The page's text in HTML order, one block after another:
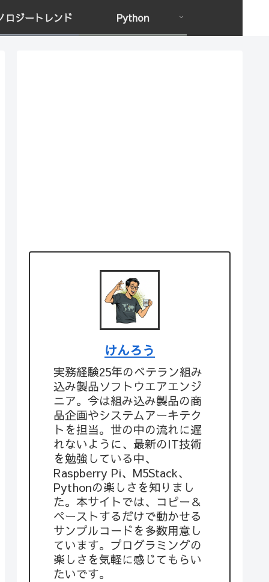
ロジートレンド Python
けんろう
実務経験25年のベテラン組み
込み製品ソフトウエアエンジ
ニア。今は組み込み製品の商
品企画やシステムアーキテク
トを担当。世の中の流れに遅
れないように、最新のIT技術
を勉強している中、
Raspberry Pi、M5Stack、
Pythonの楽しさを知りまし
た。本サイトでは、コピー＆
ペーストするだけで動かせる
サンプルコードを多数用意し
ています。プログラミングの
楽しさを気軽に感じてもらい
たいです。